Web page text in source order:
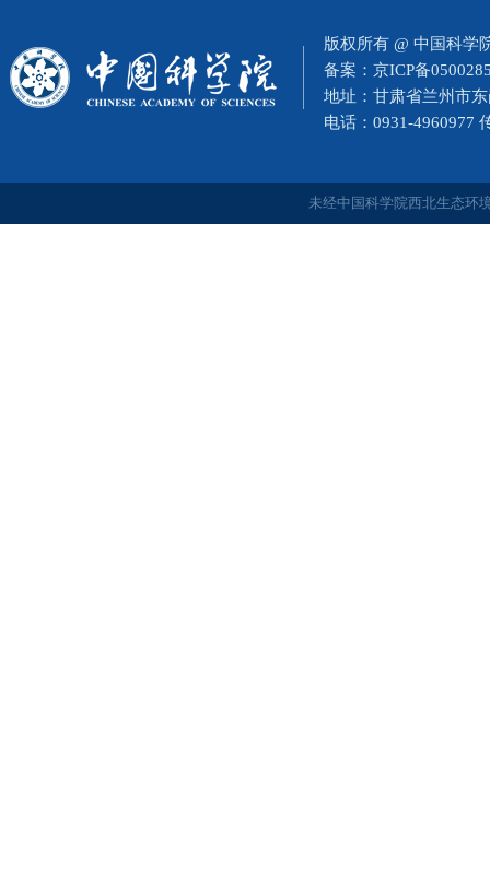
版权所有 @ 中国科学
备案： 京ICP备
地址：甘肃省兰州市
电话：0931-4960977
未经中国科学院西北生态环